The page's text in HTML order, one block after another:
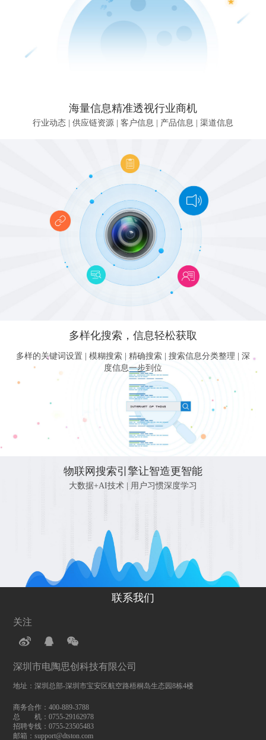
海量信息精准透视行业商机
行业动态 | 供应链资源 | 客户信息 | 产品信息 | 渠道信息
多样化搜索，信息轻松获取
多样的关键词设置 | 模糊搜索 | 精确搜索 | 搜索信息分类整理 | 深
度信息一步到位
物联网搜索引擎让智造更智能
大数据+AI技术 | 用户习惯深度学习
联系我们
关注
深圳市电陶思创科技有限公司
地址：深圳总部-深圳市宝安区航空路梧桐岛生态园8栋4楼
商务合作：400-889-3788
总 机：0755-29162978
招聘专线：0755-23505483
邮箱：support@dtston.com